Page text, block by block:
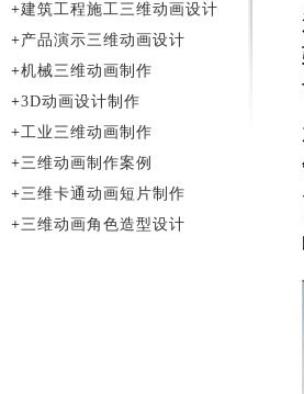
+建筑工程施工三维动画设计
+产品演示三维动画设计
+机械三维动画制作
+3D动画设计制作
+工业三维动画制作
+三维动画制作案例
+三维卡通动画短片制作
+三维动画角色造型设计